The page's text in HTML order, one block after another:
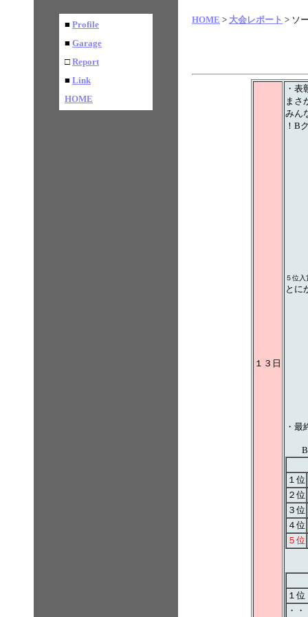
■ Profile
■ Garage
□ Report
■ Link
HOME
HOME > 大会レポート > ソ
１３日
・表
まさ
みん
！B
５位
とに
・最
１位
２位
３位
４位
５位
１位
・